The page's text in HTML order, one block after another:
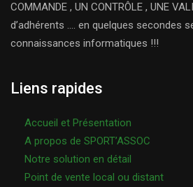
COMMANDE , UN CONTRÔLE , UNE
d’adhérents …. en quelques secondes
connaissances informatiques !!!
Liens rapides
Accueil et Présentation
A propos de SPORT’ASSOC
Notre solution en détail
Point de vente local ou distant